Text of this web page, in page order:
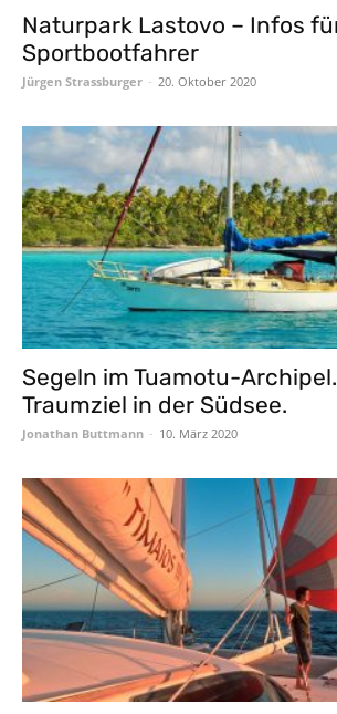
Naturpark Lastovo – Infos
Sportbootfahrer
Jürgen Strassburger - 20. Oktober 2020
Segeln im Tuamotu-
Traumziel in der Südsee.
Jonathan Buttmann - 10. März 2020